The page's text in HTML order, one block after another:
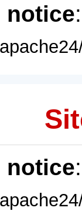
notice
notice